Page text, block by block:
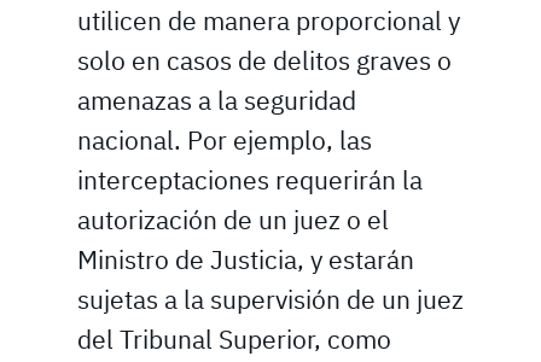
utilicen de manera proporcional y
solo en casos de delitos graves o
amenazas a la seguridad
nacional. Por ejemplo, las
interceptaciones requerirán la
autorización de un juez o el
Ministro de Justicia, y estarán
sujetas a la supervisión de un juez
del Tribunal Superior, como